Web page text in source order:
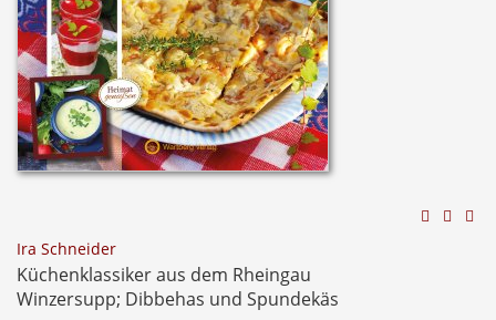
Ira Schneider
Küchenklassiker aus dem Rheingau
Winzersupp; Dibbehas und Spundekäs